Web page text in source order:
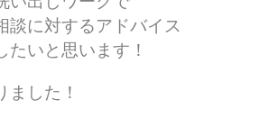
談に対するアドバイス
たいと思います！
ました！